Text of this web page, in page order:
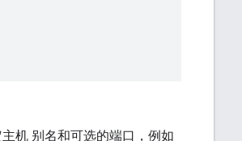
机 别名和可选的端口，例如